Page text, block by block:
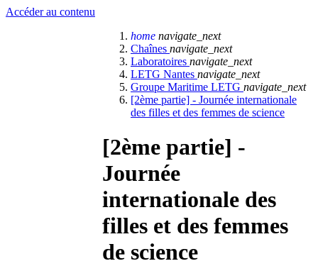
Accéder au contenu
home navigate_next
Chaînes navigate_next
Laboratoires navigate_next
LETG Nantes navigate_next
Groupe Maritime LETG navigate_next
[2ème partie] - Journée internationale
des filles et des femmes de science
[2ème partie] -
Journée
internationale des
filles et des femmes
de science